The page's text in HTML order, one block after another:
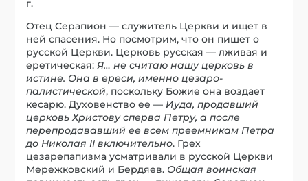
г.
Отец Серапион — служитель Церкви и ищет в
ней спасения. Но посмотрим, что он пишет о
русской Церкви. Церковь русская — лживая и
еретическая:Я… не считаю нашу церковь в
истине. Она в ереси, именно цезаро-
палистической, поскольку Божие она воздает
кесарю. Духовенство ее — Иуда, продавший
церковь Христову сперва Петру, а после
перепродававший ее всем преемникам Петра
до Николая II включительно. Грех
цезарепапизма усматривали в русской Церкви
Мережковский и Бердяев. Общая воинская